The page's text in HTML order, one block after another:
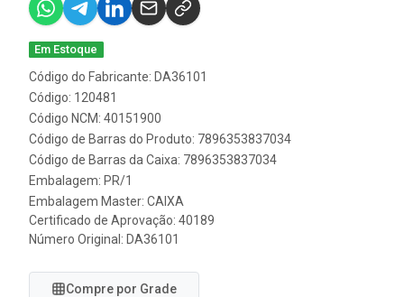
Em Estoque
Código do Fabricante: DA36101
Código: 120481
Código NCM: 40151900
Código de Barras do Produto: 7896353837034
Código de Barras da Caixa: 7896353837034
Embalagem: PR/1
Embalagem Master: CAIXA
Certificado de Aprovação: 40189
Número Original: DA36101
Compre por Grade